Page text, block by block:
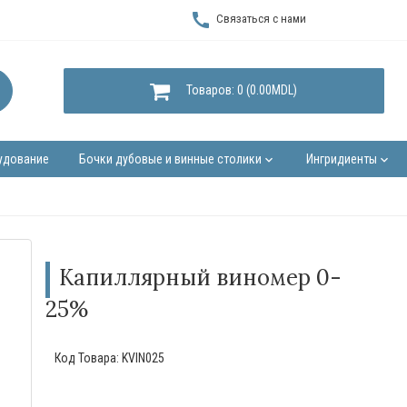
call Связаться с нами
Товаров: 0 (0.00MDL)
Бочки дубовые и винные столики keyboard_arrow_down Ингридиенты keyboard_arrow_down
Капиллярный виномер 0-
25%
Код Товара: KVIN025